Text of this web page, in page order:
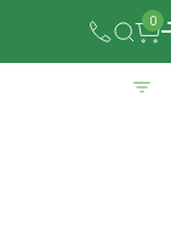
0